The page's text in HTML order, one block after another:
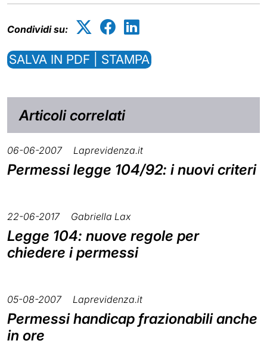
Condividi su:
SALVA IN PDF | STAMPA
Articoli correlati
06-06-2007 Laprevidenza.it
Permessi legge 104/92: i nuovi criteri
22-06-2017 Gabriella Lax
Legge 104: nuove regole per
chiedere i permessi
05-08-2007 Laprevidenza.it
Permessi handicap frazionabili anche
in ore